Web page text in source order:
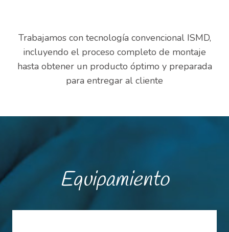
Trabajamos con tecnología convencional ISMD,
incluyendo el proceso completo de montaje
hasta obtener un producto óptimo y preparada
para entregar al cliente
Equipamiento